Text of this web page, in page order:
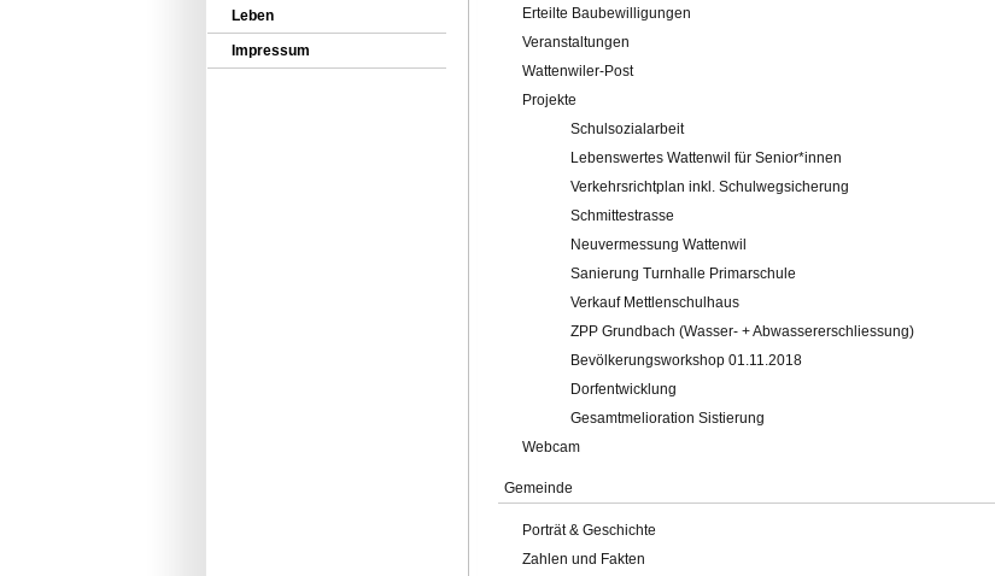
Leben
Impressum
Erteilte Baubewilligungen
Veranstaltungen
Wattenwiler-Post
Projekte
Schulsozialarbeit
Lebenswertes Wattenwil für Senior*innen
Verkehrsrichtplan inkl. Schulwegsicherung
Schmittestrasse
Neuvermessung Wattenwil
Sanierung Turnhalle Primarschule
Verkauf Mettlenschulhaus
ZPP Grundbach (Wasser- + Abwassererschliessung)
Bevölkerungsworkshop 01.11.2018
Dorfentwicklung
Gesamtmelioration Sistierung
Webcam
Gemeinde
Porträt & Geschichte
Zahlen und Fakten